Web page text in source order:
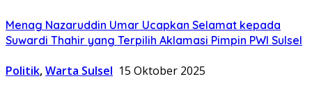
Menag Nazaruddin Umar Ucapkan Selamat kepada
Suwardi Thahir yang Terpilih Aklamasi Pimpin PWI Sulsel
Politik,Warta Sulsel 15 Oktober 2025